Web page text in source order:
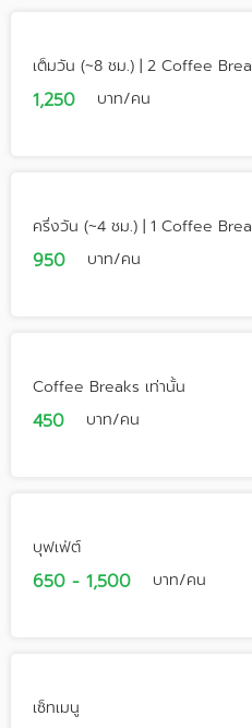
เต็มวัน (~8 ชม.) | 2 Coffee
1,250 บาท/คน
ครึ่งวัน (~4 ชม.) | 1 Coffee
950 บาท/คน
Coffee Breaks เท่านั้น
450 บาท/คน
บุฟเฟ่ต์
650 - 1,500 บาท/คน
เซ็ทเมนู